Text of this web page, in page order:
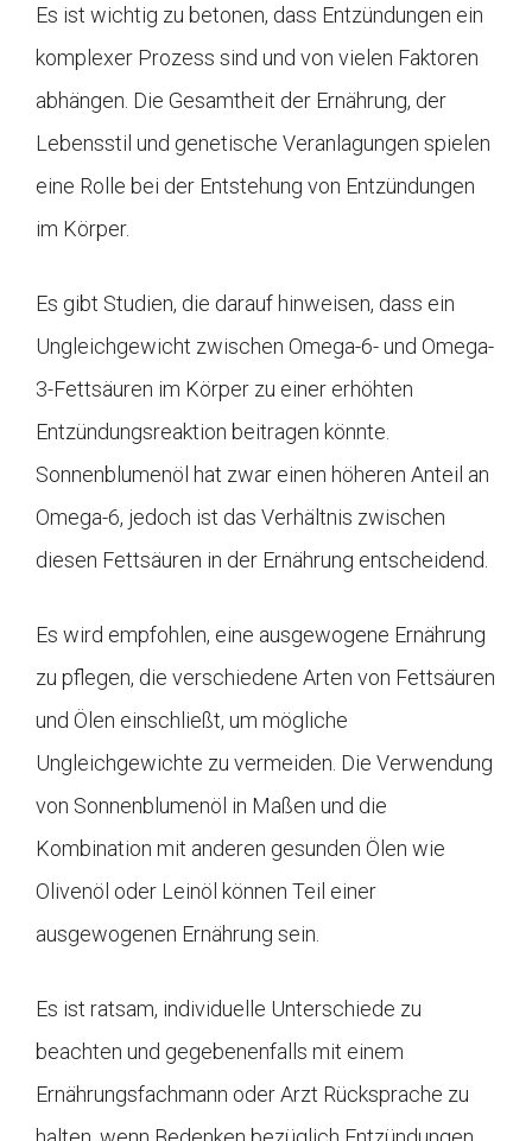
Es ist wichtig zu betonen, dass Entzündungen ein
komplexer Prozess sind und von vielen Faktoren
abhängen. Die Gesamtheit der Ernährung, der
Lebensstil und genetische Veranlagungen spielen
eine Rolle bei der Entstehung von Entzündungen
im Körper.
Es gibt Studien, die darauf hinweisen, dass ein
Ungleichgewicht zwischen Omega-6- und Omega-
3-Fettsäuren im Körper zu einer erhöhten
Entzündungsreaktion beitragen könnte.
Sonnenblumenöl hat zwar einen höheren Anteil an
Omega-6, jedoch ist das Verhältnis zwischen
diesen Fettsäuren in der Ernährung entscheidend.
Es wird empfohlen, eine ausgewogene Ernährung
zu pflegen, die verschiedene Arten von Fettsäuren
und Ölen einschließt, um mögliche
Ungleichgewichte zu vermeiden. Die Verwendung
von Sonnenblumenöl in Maßen und die
Kombination mit anderen gesunden Ölen wie
Olivenöl oder Leinöl können Teil einer
ausgewogenen Ernährung sein.
Es ist ratsam, individuelle Unterschiede zu
beachten und gegebenenfalls mit einem
Ernährungsfachmann oder Arzt Rücksprache zu